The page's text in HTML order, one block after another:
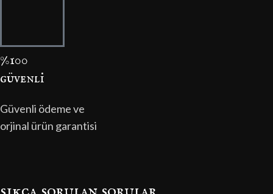
%100
güvenli̇
Güvenli ödeme ve
orjinal ürün garantisi